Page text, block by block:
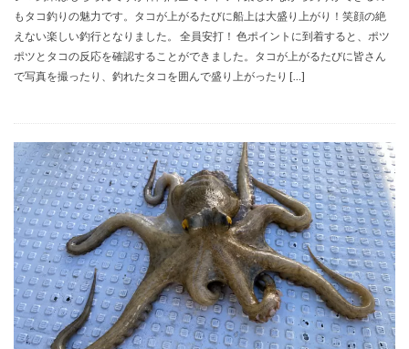
もタコ釣りの魅力です。タコが上がるたびに船上は大盛り上がり！笑顔の絶
えない楽しい釣行となりました。 全員安打！ 色ポイントに到着すると、ポツ
ポツとタコの反応を確認することができました。タコが上がるたびに皆さん
で写真を撮ったり、釣れたタコを囲んで盛り上がったり […]